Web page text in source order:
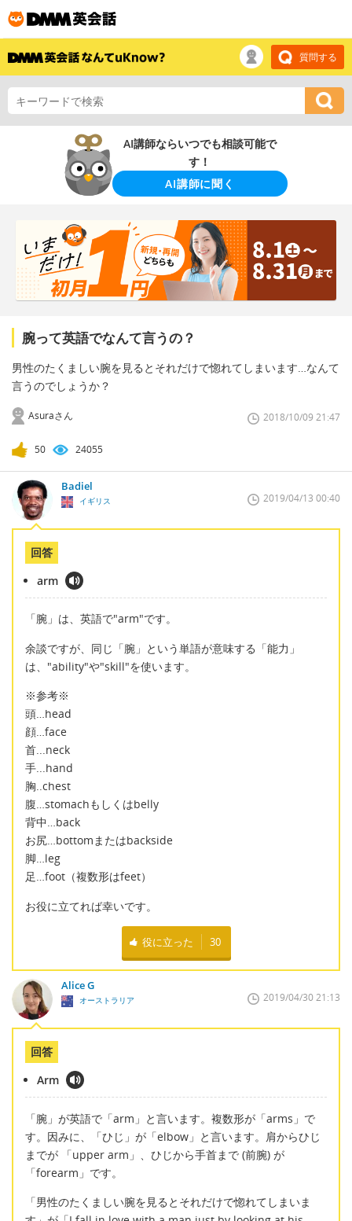
質問する
AI講師ならいつでも相談可能で
す！
AI講師に聞く
腕って英語でなんて言うの？
男性のたくましい腕を見るとそれだけで惚れてしまいます…なんて
言うのでしょうか？
Asuraさん 2018/10/09 21:47
50 24055
Badiel
イギリス 2019/04/13 00:40
回答
arm
「腕」は、英語で"arm"です。
余談ですが、同じ「腕」という単語が意味する「能力」
は、"ability"や"skill"を使います。
※参考※
頭…head
顔…face
首...neck
手...hand
胸..chest
腹…stomachもしくはbelly
背中…back
お尻…bottomまたはbackside
脚…leg
足…foot（複数形はfeet）
お役に立てれば幸いです。
役に立った 30
Alice G
オーストラリア 2019/04/30 21:13
回答
Arm
「腕」が英語で「arm」と言います。複数形が「arms」で
す。因みに、「ひじ」が「elbow」と言います。肩からひじ
までが 「upper arm」、ひじから手首まで (前腕) が
「forearm」です。
「男性のたくましい腕を見るとそれだけで惚れてしまいま